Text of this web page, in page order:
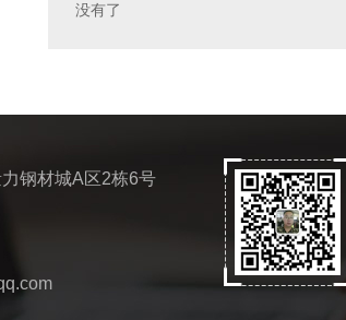
没有了
钢材城A区2栋6号